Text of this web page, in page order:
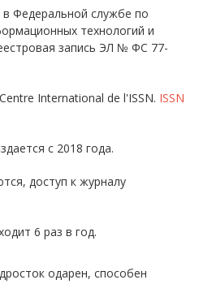
в Федеральной службе по
технологий и
запись ЭЛ № ФС 77-
International de l'ISSN. ISSN
с 2018 года.
доступ к журналу
6 раз в год.
одарен, способен